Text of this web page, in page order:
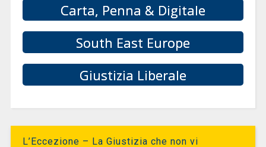
Carta, Penna & Digitale
South East Europe
Giustizia Liberale
L’Eccezione – La Giustizia che non vi